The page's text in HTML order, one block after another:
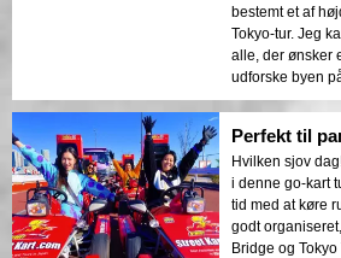
bestemt et af
Tokyo-tur. Jeg
alle, der ønsker
udforske byen
Perfekt til
Hvilken sjov
i denne go-kart
tid med at køre
godt
Bridge og